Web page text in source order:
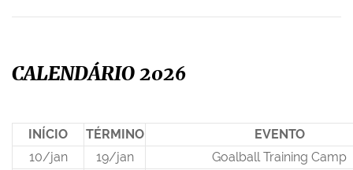
CALENDÁRIO 2026
INÍCIO TÉRMINO
EVENTO
10/jan
19/jan
Goalball Training Camp